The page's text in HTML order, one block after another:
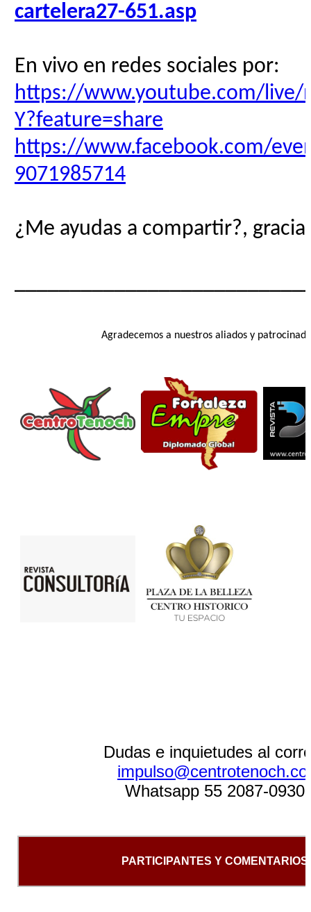
cartelera27-651.asp
En vivo en redes sociales por:
https://www.youtube.com/live/
Y?feature=share
https://www.facebook.com/
9071985714
¿Me ayudas a compartir?,
Agradecemos a nuestros aliados y
Dudas e inquietudes al
Whatsapp 55 2087-0930
PARTICIPANTES Y COMENTARIOS